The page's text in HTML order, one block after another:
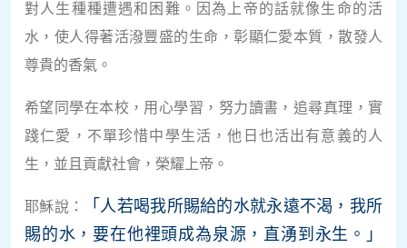
對人生種種遭遇和困難。因為上帝的話就像生命的活
水，使人得著活潑豐盛的生命，彰顯仁愛本質，散發人
尊貴的香氣。
希望同學在本校，用心學習，努力讀書，追尋真理，實
踐仁愛，不單珍惜中學生活，他日也活出有意義的人
生，並且貢獻社會，榮耀上帝。
耶穌說：
「人若喝我所賜給的水就永遠不渴，我所
賜的水，要在他裡頭成為泉源，直湧到永生。」